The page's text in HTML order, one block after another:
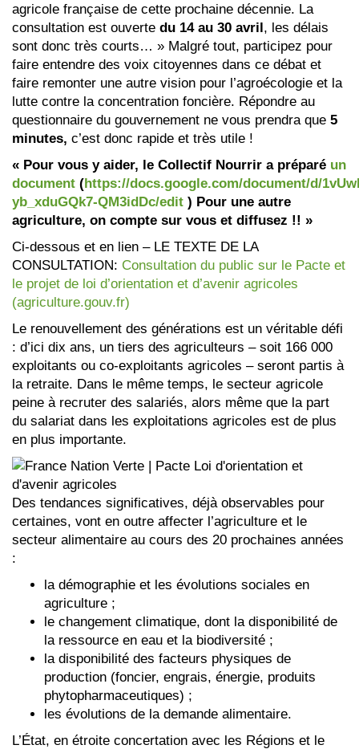
agricole française de cette prochaine décennie. La
consultation est ouverte du 14 au 30 avril, les délais
sont donc très courts… » Malgré tout, participez pour
faire entendre des voix citoyennes dans ce débat et
faire remonter une autre vision pour l’agroécologie et la
lutte contre la concentration foncière. Répondre au
questionnaire du gouvernement ne vous prendra que 5
minutes, c’est donc rapide et très utile !
« Pour vous y aider, le Collectif Nourrir a préparé un
document (https://docs.google.com/document/d/
yb_xduGQk7-QM3idDc/edit ) Pour une autre
agriculture, on compte sur vous et diffusez !! »
Ci-dessous et en lien – LE TEXTE DE LA
CONSULTATION: Consultation du public sur le Pacte et
le projet de loi d’orientation et d’avenir agricoles
(agriculture.gouv.fr)
Le renouvellement des générations est un véritable défi
: d’ici dix ans, un tiers des agriculteurs – soit 166 000
exploitants ou co-exploitants agricoles – seront partis à
la retraite. Dans le même temps, le secteur agricole
peine à recruter des salariés, alors même que la part
du salariat dans les exploitations agricoles est de plus
en plus importante.
Des tendances significatives, déjà observables pour
certaines, vont en outre affecter l’agriculture et le
secteur alimentaire au cours des 20 prochaines années
:
la démographie et les évolutions sociales en
agriculture ;
le changement climatique, dont la disponibilité de
la ressource en eau et la biodiversité ;
la disponibilité des facteurs physiques de
production (foncier, engrais, énergie, produits
phytopharmaceutiques) ;
les évolutions de la demande alimentaire.
L’État, en étroite concertation avec les Régions et le